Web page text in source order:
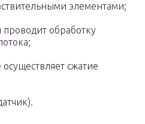
элементами;
обработку
сжатие